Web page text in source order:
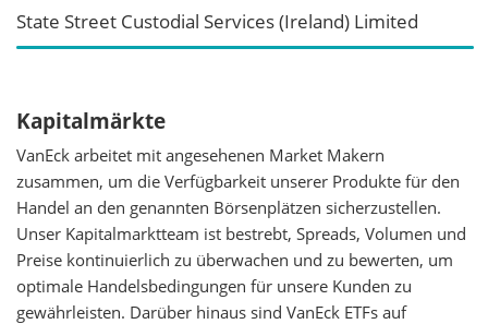
State Street Custodial Services (Ireland) Limited
Kapitalmärkte
VanEck arbeitet mit angesehenen Market Makern
zusammen, um die Verfügbarkeit unserer Produkte für den
Handel an den genannten Börsenplätzen sicherzustellen.
Unser Kapitalmarktteam ist bestrebt, Spreads, Volumen und
Preise kontinuierlich zu überwachen und zu bewerten, um
optimale Handelsbedingungen für unsere Kunden zu
gewährleisten. Darüber hinaus sind VanEck ETFs auf